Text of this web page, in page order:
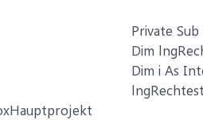
Private
Dim
Dim i As